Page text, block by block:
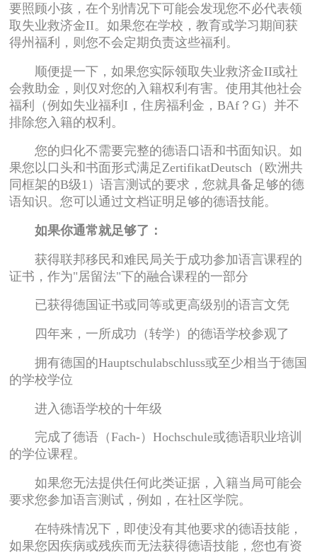
要照顾小孩，在个别情况下可能会发现您不必代表领
取失业救济金II。如果您在学校，教育或学习期间获
得州福利，则您不会定期负责这些福利。
顺便提一下，如果您实际领取失业救济金II或社
会救助金，则仅对您的入籍权利有害。使用其他社会
福利（例如失业福利I，住房福利金，BAf？G）并不
排除您入籍的权利。
您的归化不需要完整的德语口语和书面知识。如
果您以口头和书面形式满足ZertifikatDeutsch（欧洲共
同框架的B级1）语言测试的要求，您就具备足够的德
语知识。您可以通过文档证明足够的德语技能。
如果你通常就足够了：
获得联邦移民和难民局关于成功参加语言课程的
证书，作为"居留法"下的融合课程的一部分
已获得德国证书或同等或更高级别的语言文凭
四年来，一所成功（转学）的德语学校参观了
拥有德国的Hauptschulabschluss或至少相当于德国
的学校学位
进入德语学校的十年级
完成了德语（Fach-）Hochschule或德语职业培训
的学位课程。
如果您无法提供任何此类证据，入籍当局可能会
要求您参加语言测试，例如，在社区学院。
在特殊情况下，即使没有其他要求的德语技能，
如果您因疾病或残疾而无法获得德语技能，您也有资